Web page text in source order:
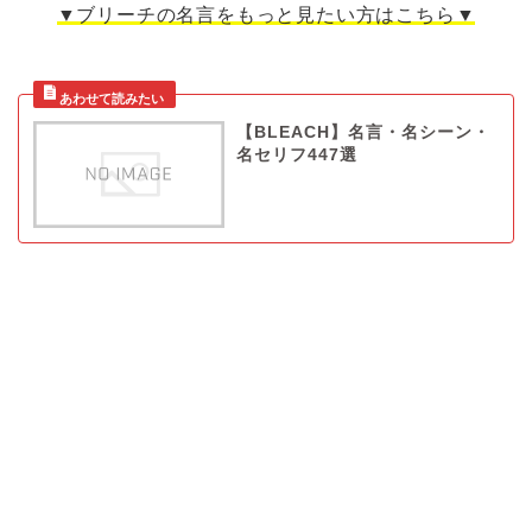
▼ブリーチの名言をもっと見たい方はこちら▼
【BLEACH】名言・名シーン・
名セリフ447選